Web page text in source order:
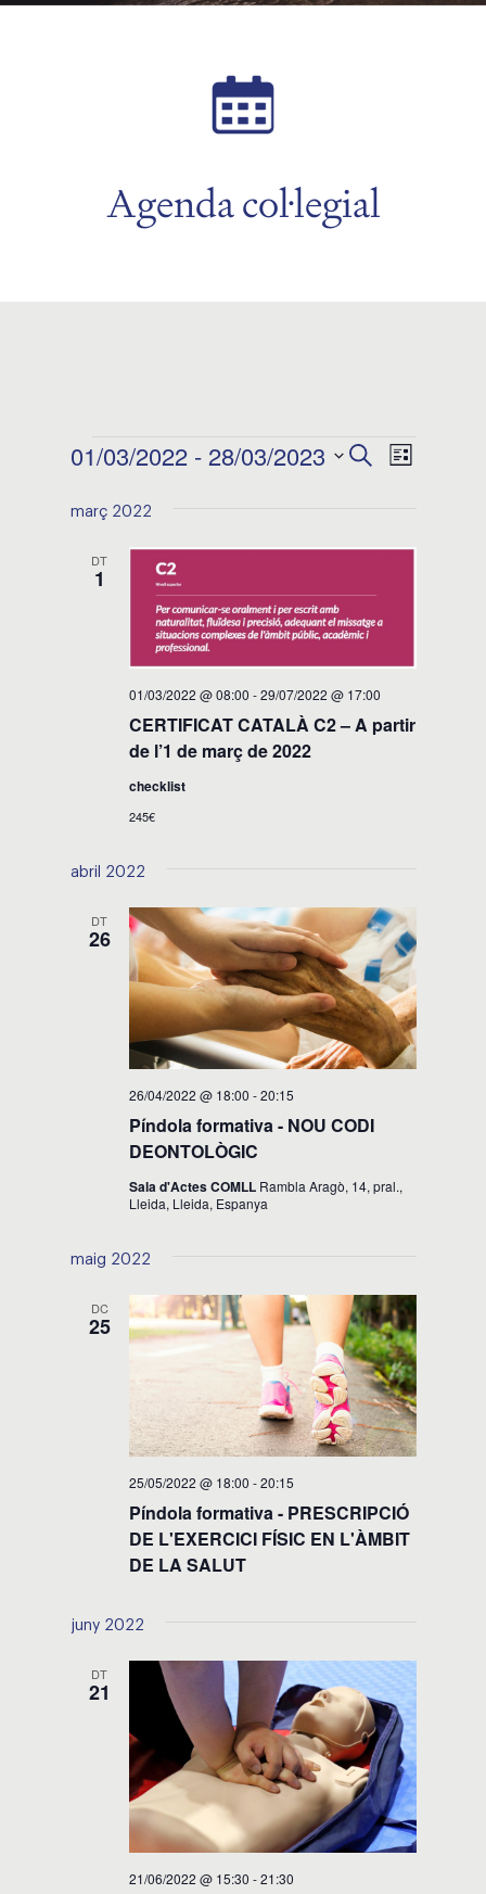
Agenda col·legial
Esdeveniments Navegació
i
cerca
Cerca
Llista
01/03/2022 - 28/03/2023
una
març 2022
DT
1
CERTIFICAT CATALÀ C2 – A partir
de l’1 de març de 2022
01/03/2022 @ 08:00 -29/07/2022 @ 17:00
checklist
245€
abril 2022
DT
26
Píndola formativa - NOU CODI
DEONTOLÒGIC
26/04/2022 @ 18:00 -20:15
Sala d'Actes COMLL Rambla Aragò, 14, pral.,
Lleida, Lleida, Espanya
maig 2022
DC
25
Píndola formativa - PRESCRIPCIÓ
DE L'EXERCICI FÍSIC EN L'ÀMBIT
DE LA SALUT
25/05/2022 @ 18:00 -20:15
juny 2022
DT
21
21/06/2022 @ 15:30 -21:30